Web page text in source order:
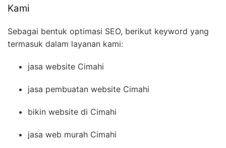
Kami
Sebagai bentuk optimasi SEO, berikut keyword yang
termasuk dalam layanan kami:
jasa website Cimahi
jasa pembuatan website Cimahi
bikin website di Cimahi
jasa web murah Cimahi